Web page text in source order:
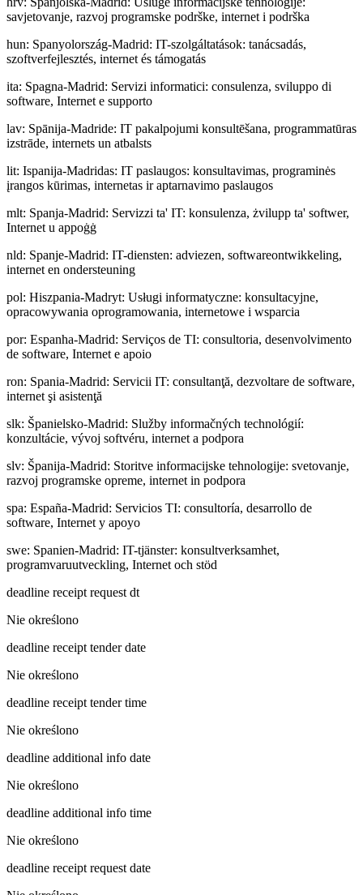
savjetovanje, razvoj programske podrške, internet i podrška
hun: Spanyolország-Madrid: IT-szolgáltatások: tanácsadás,
szoftverfejlesztés, internet és támogatás
ita: Spagna-Madrid: Servizi informatici: consulenza, sviluppo di
software, Internet e supporto
lav: Spānija-Madride: IT pakalpojumi konsultēšana, programmatūras
izstrāde, internets un atbalsts
lit: Ispanija-Madridas: IT paslaugos: konsultavimas, programinės
įrangos kūrimas, internetas ir aptarnavimo paslaugos
mlt: Spanja-Madrid: Servizzi ta' IT: konsulenza, żvilupp ta' softwer,
Internet u appoġġ
nld: Spanje-Madrid: IT-diensten: adviezen, softwareontwikkeling,
internet en ondersteuning
pol: Hiszpania-Madryt: Usługi informatyczne: konsultacyjne,
opracowywania oprogramowania, internetowe i wsparcia
por: Espanha-Madrid: Serviços de TI: consultoria, desenvolvimento
de software, Internet e apoio
ron: Spania-Madrid: Servicii IT: consultanţă, dezvoltare de software,
internet şi asistenţă
slk: Španielsko-Madrid: Služby informačných technológií:
konzultácie, vývoj softvéru, internet a podpora
slv: Španija-Madrid: Storitve informacijske tehnologije: svetovanje,
razvoj programske opreme, internet in podpora
spa: España-Madrid: Servicios TI: consultoría, desarrollo de
software, Internet y apoyo
swe: Spanien-Madrid: IT-tjänster: konsultverksamhet,
programvaruutveckling, Internet och stöd
deadline receipt request dt
Nie określono
deadline receipt tender date
Nie określono
deadline receipt tender time
Nie określono
deadline additional info date
Nie określono
deadline additional info time
Nie określono
deadline receipt request date